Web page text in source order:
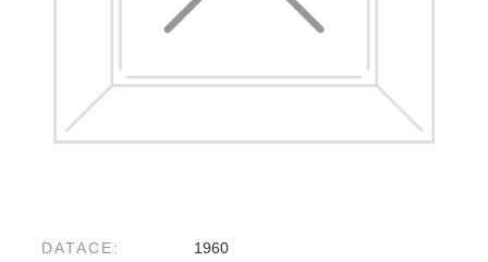
DATACE: 1960